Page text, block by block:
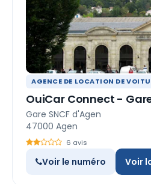
AGENCE DE LOCATION DE
OuiCar Connect -
Gare SNCF d'Agen
47000 Agen
6 avis
Voir le numéro Voir